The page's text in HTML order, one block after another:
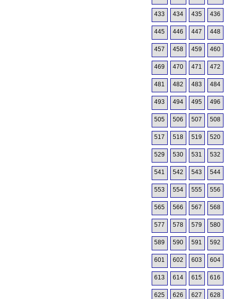
433 434 435 436
445 446 447 448
457 458 459 460
469 470 471 472
481 482 483 484
493 494 495 496
505 506 507 508
517 518 519 520
529 530 531 532
541 542 543 544
553 554 555 556
565 566 567 568
577 578 579 580
589 590 591 592
601 602 603 604
613 614 615 616
625 626 627 628